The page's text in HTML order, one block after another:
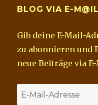
BLOG VIA E-
Gib deine E-Mail-
zu abonnieren und
neue Beiträge via
E-